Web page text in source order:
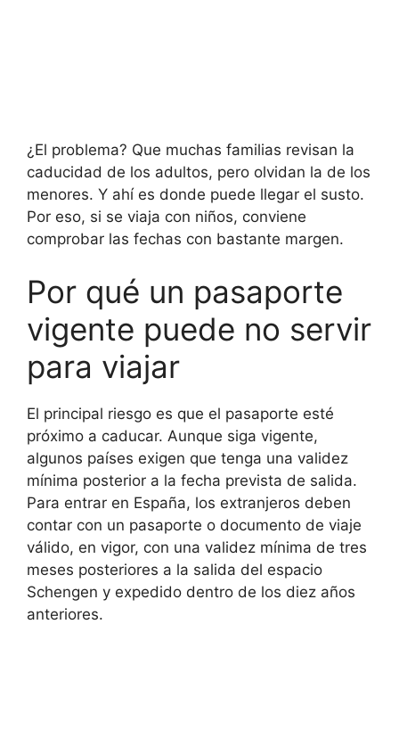
¿El problema? Que muchas familias revisan la
caducidad de los adultos, pero olvidan la de los
menores. Y ahí es donde puede llegar el susto.
Por eso, si se viaja con niños, conviene
comprobar las fechas con bastante margen.
Por qué un pasaporte
vigente puede no servir
para viajar
El principal riesgo es que el pasaporte esté
próximo a caducar. Aunque siga vigente,
algunos países exigen que tenga una validez
mínima posterior a la fecha prevista de salida.
Para entrar en España, los extranjeros deben
contar con un pasaporte o documento de viaje
válido, en vigor, con una validez mínima de tres
meses posteriores a la salida del espacio
Schengen y expedido dentro de los diez años
anteriores.